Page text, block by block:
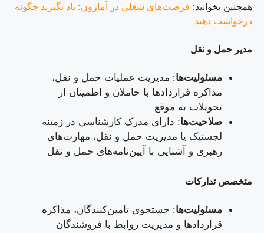
همچنین بخوانید: فرصت‌های شغلی در آمازون: یاد بگیرید چگونه
درخواست دهید
مدیر حمل و نقل
مسئولیت‌ها: مدیریت عملیات حمل و نقل،
مذاکره قراردادها با حاملان و اطمینان از
تحویلات به موقع
صلاحیت‌ها: دارای مدرک کارشناسی در زمینه
لجستیک یا مدیریت حمل و نقل، مهارت‌های
رهبری و آشنایی با آیین‌نامه‌های حمل و نقل
متخصص تدارکات
مسئولیت‌ها: جستجوی تامین‌کنندگان، مذاکره
قراردادها و مدیریت روابط با فروشندگان